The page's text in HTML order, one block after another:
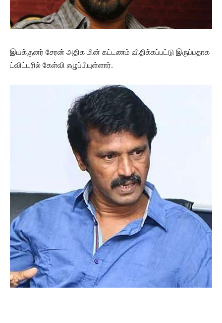
இயக்குனர் சேரன் அதிக மின் கட்டணம் விதிக்கப்பட்டு இருப்பதாக
ட்விட்டரில் கேள்வி எழுப்பியுள்ளார்.